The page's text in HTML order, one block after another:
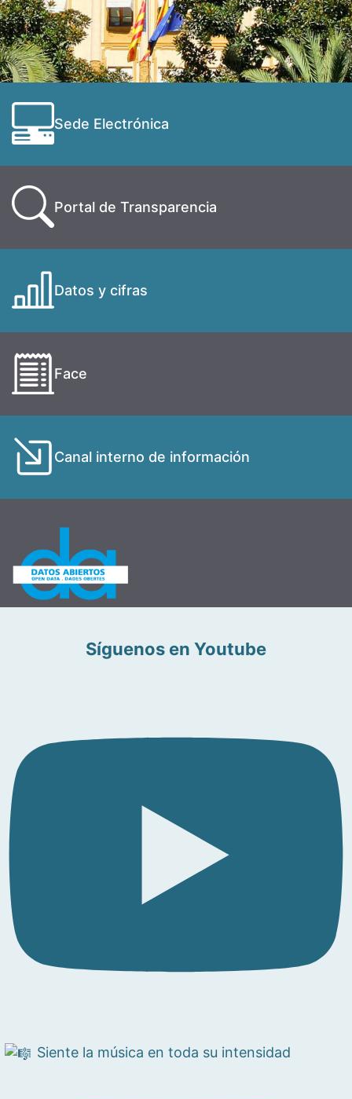
Sede Electrónica
Portal de Transparencia
Datos y cifras
Face
Canal interno de información
Síguenos en Youtube
Siente la música en toda su intensidad